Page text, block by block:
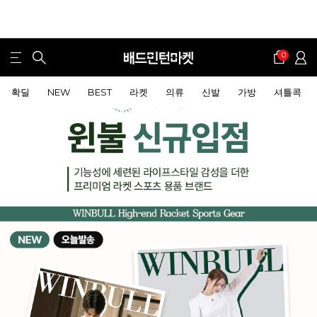
0
확딜 NEW BEST 라켓 의류 신발 가방 셔틀콕